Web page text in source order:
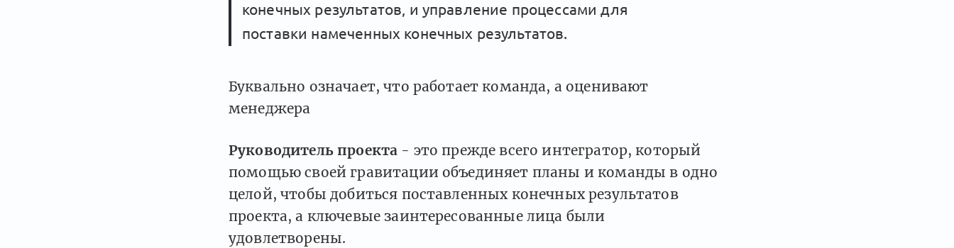
конечных результатов, и управление процессами для
поставки намеченных конечных результатов.
Буквально означает, что работает команда, а оценивают
менеджера
Руководитель проекта - это прежде всего интегратор, который
помощью своей гравитации объединяет планы и команды в одно
целой, чтобы добиться поставленных конечных результатов
проекта, а ключевые заинтересованные лица были
удовлетворены.